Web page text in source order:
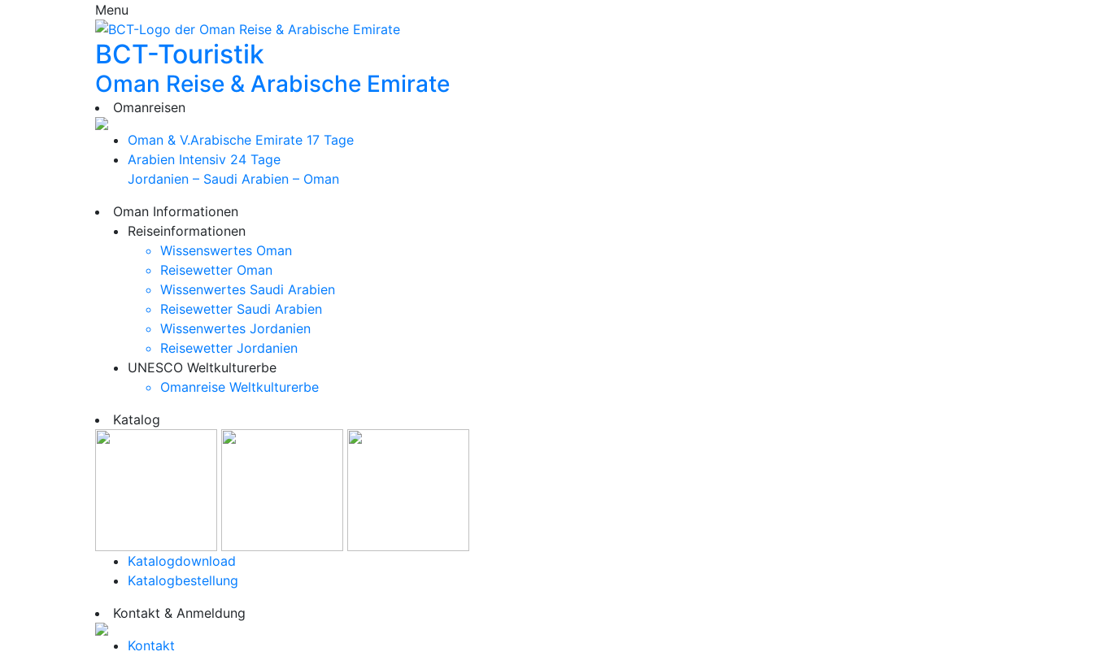
Menu
BCT-Touristik
Oman Reise & Arabische Emirate
Omanreisen
Oman & V.Arabische Emirate 17 Tage
Arabien Intensiv 24 Tage
Jordanien – Saudi Arabien – Oman
Oman Informationen
Reiseinformationen
Wissenswertes Oman
Reisewetter Oman
Wissenwertes Saudi Arabien
Reisewetter Saudi Arabien
Wissenwertes Jordanien
Reisewetter Jordanien
UNESCO Weltkulturerbe
Omanreise Weltkulturerbe
Katalog
Katalogdownload
Katalogbestellung
Kontakt & Anmeldung
Kontakt